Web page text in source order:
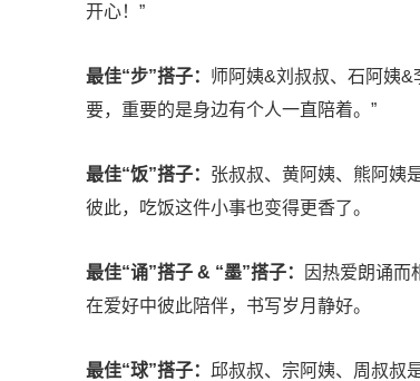
开心！”
最佳“步”搭子： 师阿姨&刘叔叔、石阿姨&
要，重要的是身边有个人一直陪着。”
最佳“饭”搭子： 张叔叔、黄阿姨、熊阿姨
彼此，吃饭这件小事也变得更香了。
最佳“诵”搭子 & “墨”搭子：
因热爱朗诵而
在爱好中彼此陪伴，书写岁月静好。
最佳“球”搭子： 邱叔叔、宗阿姨、周叔叔